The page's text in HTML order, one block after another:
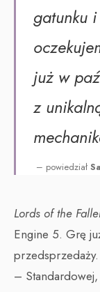
gatunku
już w
z
– powiedział
Lords of the
Engine 5. Grę
–